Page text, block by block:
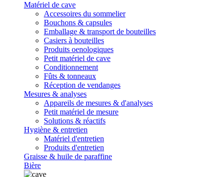
Matériel de cave
Accessoires du sommelier
Bouchons & capsules
Emballage & transport de bouteilles
Casiers à bouteilles
Produits oenologiques
Petit matériel de cave
Conditionnement
Fûts & tonneaux
Réception de vendanges
Mesures & analyses
Appareils de mesures & d'analyses
Petit matériel de mesure
Solutions & réactifs
Hygiène & entretien
Matériel d'entretien
Produits d'entretien
Graisse & huile de paraffine
Bière